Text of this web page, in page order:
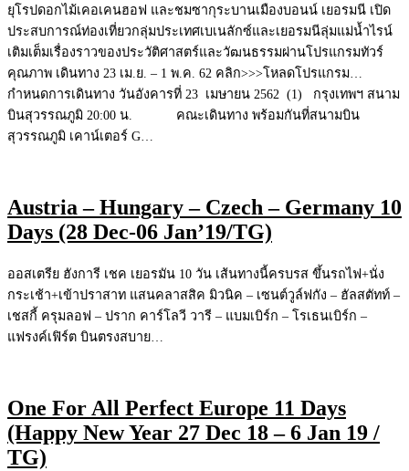
ยุโรปดอกไม้เคอเคนฮอฟ และชมซากุระบานเมืองบอนน์ เยอรมนี เปิด
ประสบการณ์ท่องเที่ยวกลุ่มประเทศเบเนลักซ์และเยอรมนีลุ่มแม่น้ำไรน์
เติมเต็มเรื่องราวของประวัติศาสตร์และวัฒนธรรมผ่านโปรแกรมทัวร์
คุณภาพ เดินทาง 23 เม.ย. – 1 พ.ค. 62 คลิก>>>โหลดโปรแกรม…
กำหนดการเดินทาง วันอังคารที่ 23 เมษายน 2562 (1) กรุงเทพฯ สนาม
บินสุวรรณภูมิ 20:00 น. คณะเดินทาง พร้อมกันที่สนามบิน
สุวรรณภูมิ เคาน์เตอร์ G…
Austria – Hungary – Czech – Germany 10
Days (28 Dec-06 Jan’19/TG)
ออสเตรีย ฮังการี เชค เยอรมัน 10 วัน เส้นทางนี้ครบรส ขึ้นรถไฟ+นั่ง
กระเช้า+เข้าปราสาท แสนคลาสสิค มิวนิค – เซนต์วูล์ฟกัง – ฮัลสตัทท์ –
เชสกี้ ครุมลอฟ – ปราก คาร์โลวี วารี – แบมเบิร์ก – โรเธนเบิร์ก –
แฟรงค์เฟิร์ต บินตรงสบาย…
One For All Perfect Europe 11 Days
(Happy New Year 27 Dec 18 – 6 Jan 19 /
TG)